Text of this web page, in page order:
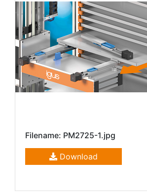
Filename: PM2725-1.jpg
Download